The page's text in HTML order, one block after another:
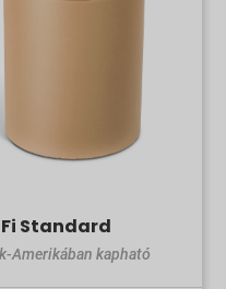
Standard
Amerikában kapható